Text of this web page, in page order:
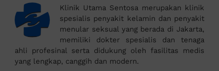
Klinik Utama Sentosa merupakan klinik
spesialis penyakit kelamin dan penyakit
menular seksual yang berada di Jakarta,
memiliki dokter spesialis dan tenaga
ahli profesinal serta didukung oleh fasilitas medis
yang lengkap, canggih dan modern.